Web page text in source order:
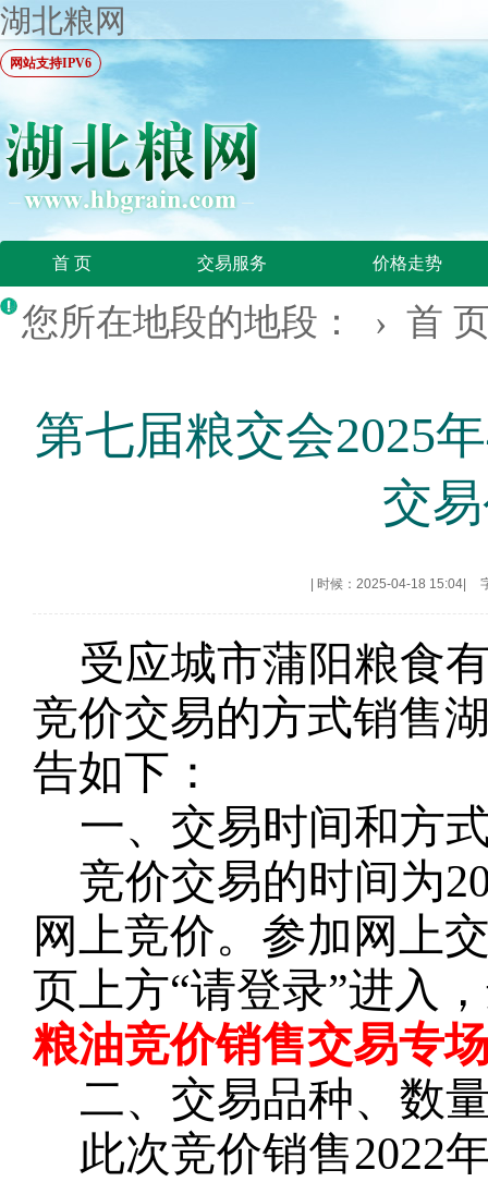
湖北粮网
网站支持IPV6
首 页 交易服务 价格走势
您所在地段的地段： › 首
第七届粮交会2025
交
时候：2025-04-18 15:04
受应城市蒲阳粮食
竞价交易的方式销售
告如下：
一、交易时间和方
竞价交易的时间为
网上竞价。参加网上
页上方“请登录”进入
粮油竞价销售交易专
二、交易品种、数
此次竞价销售2022